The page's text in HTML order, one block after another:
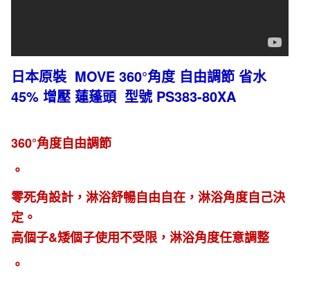
日本原裝 MOVE 360°角度 自由調節 省水
45% 增壓 蓮蓬頭 型號 PS383-80XA
360°角度自由調節
。
零死角設計，淋浴舒暢自由自在，淋浴角度自己決
定。
高個子&矮個子使用不受限，淋浴角度任意調整
。